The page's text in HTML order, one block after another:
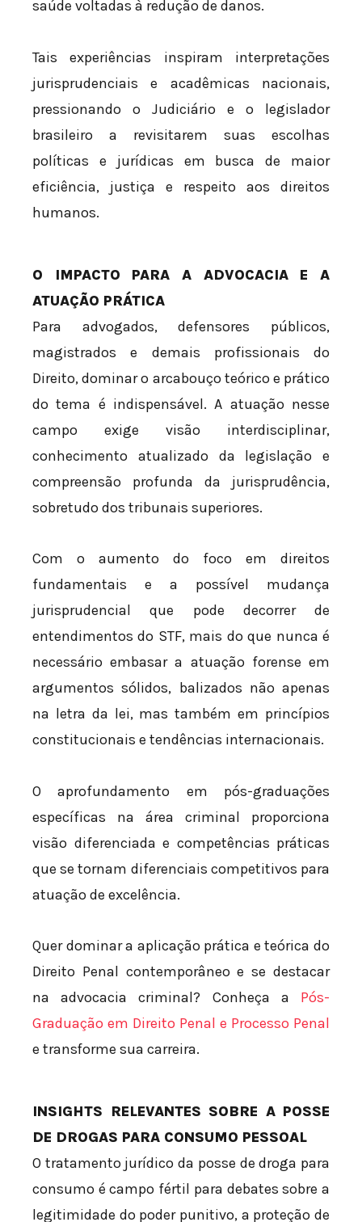
saúde voltadas à redução de danos.
Tais experiências inspiram interpretações
jurisprudenciais e acadêmicas nacionais,
pressionando o Judiciário e o legislador
brasileiro a revisitarem suas escolhas
políticas e jurídicas em busca de maior
eficiência, justiça e respeito aos direitos
humanos.
O IMPACTO PARA A ADVOCACIA E A
ATUAÇÃO PRÁTICA
Para advogados, defensores públicos,
magistrados e demais profissionais do
Direito, dominar o arcabouço teórico e prático
do tema é indispensável. A atuação nesse
campo exige visão interdisciplinar,
conhecimento atualizado da legislação e
compreensão profunda da jurisprudência,
sobretudo dos tribunais superiores.
Com o aumento do foco em direitos
fundamentais e a possível mudança
jurisprudencial que pode decorrer de
entendimentos do STF, mais do que nunca é
necessário embasar a atuação forense em
argumentos sólidos, balizados não apenas
na letra da lei, mas também em princípios
constitucionais e tendências internacionais.
O aprofundamento em pós-graduações
específicas na área criminal proporciona
visão diferenciada e competências práticas
que se tornam diferenciais competitivos para
atuação de excelência.
Quer dominar a aplicação prática e teórica do
Direito Penal contemporâneo e se destacar
na advocacia criminal? Conheça a Pós-
Graduação em Direito Penal e Processo Penal
e transforme sua carreira.
INSIGHTS RELEVANTES SOBRE A POSSE
DE DROGAS PARA CONSUMO PESSOAL
O tratamento jurídico da posse de droga para
consumo é campo fértil para debates sobre a
legitimidade do poder punitivo, a proteção de